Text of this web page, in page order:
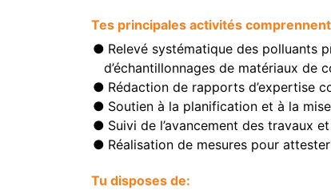
Tes principales activités
Relevé systématique des polluants
d’échantillonnages de matériaux de
Rédaction de rapports d’expertise
Soutien à la planification et à la
Suivi de l’avancement des travaux
Réalisation de mesures pour
Tu disposes de: